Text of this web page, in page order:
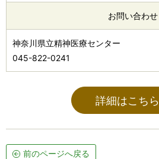
お問い合わせ
神奈川県立精神医療センター
045-822-0241
詳細はこちら
前のページへ戻る